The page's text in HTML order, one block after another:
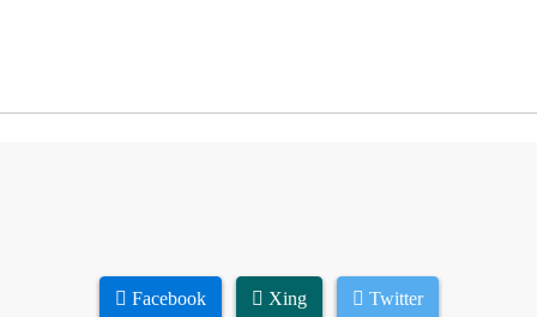
Facebook Xing Twitter